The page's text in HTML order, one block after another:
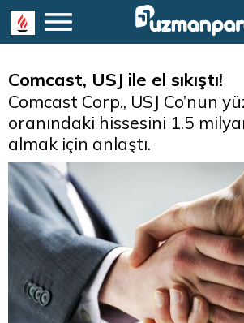
Comcast, USJ ile el sıkıştı!
Comcast Corp., USJ Co’nun
oranındaki hissesini 1.5
almak için anlaştı.